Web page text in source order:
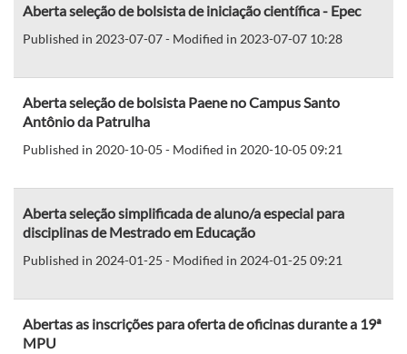
Aberta seleção de bolsista de iniciação científica - Epec
Published in 2023-07-07 - Modified in 2023-07-07 10:28
Aberta seleção de bolsista Paene no Campus Santo
Antônio da Patrulha
Published in 2020-10-05 - Modified in 2020-10-05 09:21
Aberta seleção simplificada de aluno/a especial para
disciplinas de Mestrado em Educação
Published in 2024-01-25 - Modified in 2024-01-25 09:21
Abertas as inscrições para oferta de oficinas durante a 19ª
MPU